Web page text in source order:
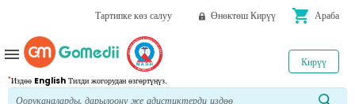
Тартипке көз салуу Өнөктөш Кирүү shopping_cart Араба
*Издөө English Тилди жогорудан өзгөртүңүз.
Кирүү
menu